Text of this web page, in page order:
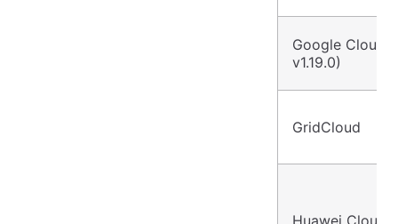
Google
v1.19.0)
GridCloud